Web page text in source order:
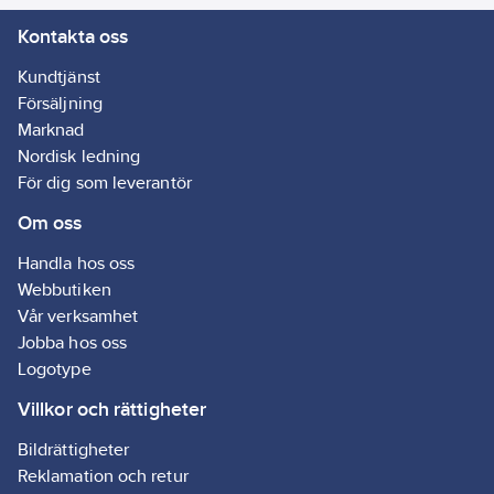
Kontakta oss
Kundtjänst
Försäljning
Marknad
Nordisk ledning
För dig som leverantör
Om oss
Handla hos oss
Webbutiken
Vår verksamhet
Jobba hos oss
Logotype
Villkor och rättigheter
Bildrättigheter
Reklamation och retur